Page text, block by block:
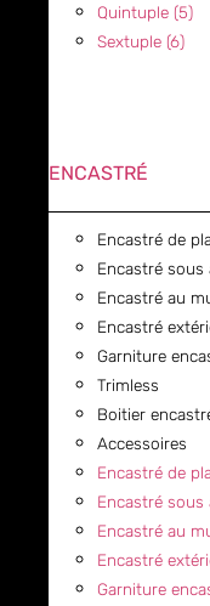
Quintuple (5)
Sextuple (6)
ENCASTRÉ
Encastré de
Encastré sous
Encastré au
Encastré
Garniture
Trimless
Boitier
Accessoires
Encastré de
Encastré sous
Encastré au
Encastré
Garniture